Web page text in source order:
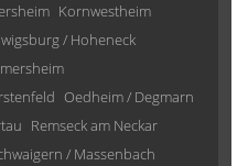
Kornwestheim
/ Hoheneck
Oedheim / Degmarn
Remseck am Neckar
/ Massenbach